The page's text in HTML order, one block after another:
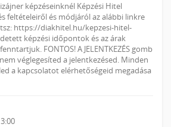
képzéseinknél Képzési Hitel
feltételeiről és módjáról az alábbi linkre
https://diakhitel.hu/kepzesi-hitel-
képzési időpontok és az árak
FONTOS! A JELENTKEZÉS gomb
véglegesíted a jelentkezésed. Minden
a kapcsolatot elérhetőségeid megadása